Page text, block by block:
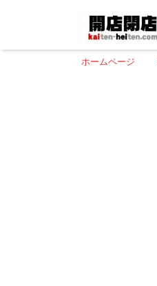
ホームページ